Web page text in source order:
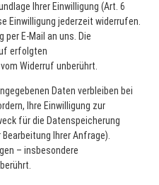
Ihrer Einwilligung (Art. 6
Einwilligung jederzeit widerrufen.
E-Mail an uns. Die
erfolgten
Widerruf unberührt.
Daten verbleiben bei
Ihre Einwilligung zur
für die Datenspeicherung
Ihrer Anfrage).
– insbesondere